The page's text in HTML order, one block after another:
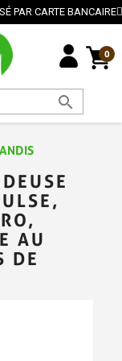
0
search
AU
DE